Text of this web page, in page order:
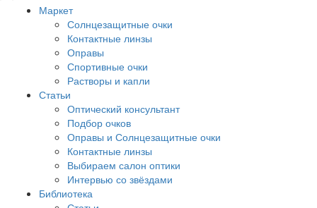
Маркет
Солнцезащитные очки
Контактные линзы
Оправы
Спортивные очки
Растворы и капли
Статьи
Оптический консультант
Подбор очков
Оправы и Солнцезащитные очки
Контактные линзы
Выбираем салон оптики
Интервью со звёздами
Библиотека